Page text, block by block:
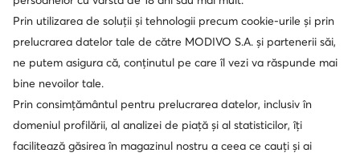
Manebi
Manitu
Marc Jacobs
Marc O'Polo
Marciano Guess
Prin utilizarea de soluții și tehnologii precum cookie-urile și prin
prelucrarea datelor tale de către MODIVO S.A. și partenerii săi,
ne putem asigura că, conținutul pe care îl vezi va răspunde mai
bine nevoilor tale.
Prin consimțământul pentru prelucrarea datelor, inclusiv în
domeniul profilării, al analizei de piață și al statisticilor, îți
facilitează găsirea în magazinul nostru a ceea ce cauți și ai